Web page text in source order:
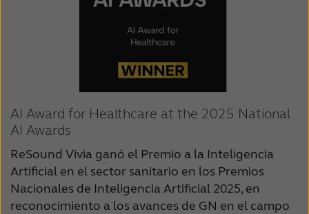
AI Award for Healthcare at the 2025 National
AI Awards
ReSound Vivia ganó el Premio a la Inteligencia
Artificial en el sector sanitario en los Premios
Nacionales de Inteligencia Artificial 2025, en
reconocimiento a los avances de GN en el campo